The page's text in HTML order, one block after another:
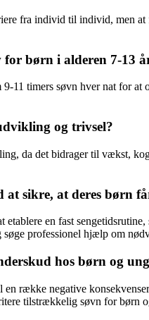
fra individ til individ, men
for børn i alderen 7-13
11 timers søvn hver nat for
og trivsel?
da det bidrager til vækst,
sikre, at deres børn
etablere en fast
professionel hjælp om
hos børn og
række negative
tilstrækkelig søvn for børn